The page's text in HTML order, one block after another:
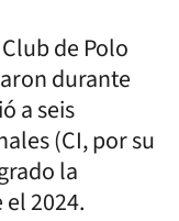
de Polo
durante
a seis
(CI, por su
la
2024.